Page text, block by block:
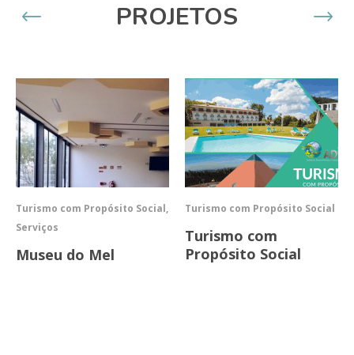
PROJETOS
Turismo com Propósito Social,
Serviços
Museu do Mel
Turismo com Propósito Social
Turismo com
Propósito Social